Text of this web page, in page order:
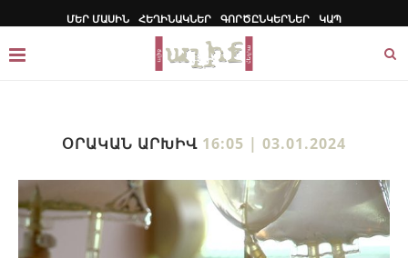
ՄԵՐ ՄԱՍԻՆ ՀԵՂԻՆԱԿՆԵՐ ԳՈՐԾԸՆԿԵՐՆԵՐ ԿԱՊ
ՕՐԱԿԱՆ ԱՐԽԻՎ 16:05 | 03.01.2024